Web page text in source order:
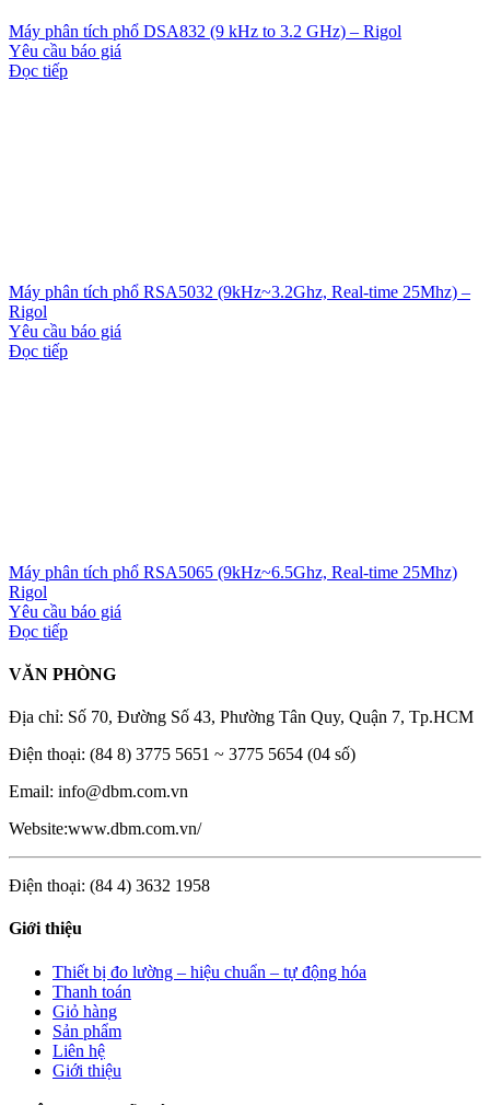
Máy phân tích phổ DSA832 (9 kHz to 3.2 GHz) – Rigol
Yêu cầu báo giá
Đọc tiếp
Máy phân tích phổ RSA5032 (9kHz~3.2Ghz, Real-time 25Mhz) –
Rigol
Yêu cầu báo giá
Đọc tiếp
Máy phân tích phổ RSA5065 (9kHz~6.5Ghz, Real-time 25Mhz)
Rigol
Yêu cầu báo giá
Đọc tiếp
VĂN PHÒNG
Địa chỉ: Số 70, Đường Số 43, Phường Tân Quy, Quận 7, Tp.HCM
Điện thoại: (84 8) 3775 5651 ~ 3775 5654 (04 số)
Email: info@dbm.com.vn
Website:www.dbm.com.vn/
Điện thoại: (84 4) 3632 1958
Giới thiệu
Thiết bị đo lường – hiệu chuẩn – tự động hóa
Thanh toán
Giỏ hàng
Sản phẩm
Liên hệ
Giới thiệu